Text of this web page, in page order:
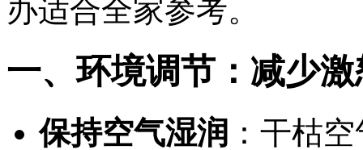
办适合全家参考。
一、环境调节：减少
保持空气湿润 ：干枯